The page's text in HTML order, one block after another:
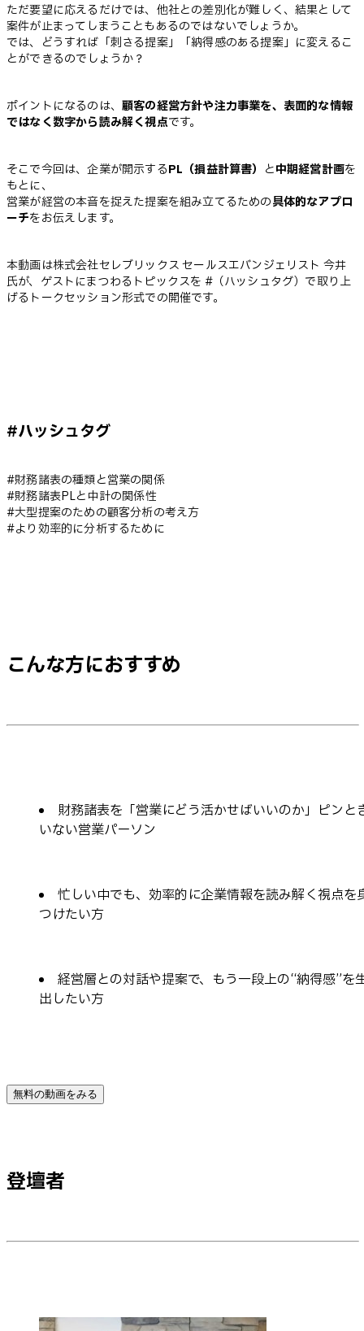
ただ要望に応えるだけでは、他社との差別化が難しく、結果として
案件が止まってしまうこともあるのではないでしょうか。
では、どうすれば「刺さる提案」「納得感のある提案」に変えるこ
とができるのでしょうか？
ポイントになるのは、 顧客の経営方針や注力事業を、表面的な情報
ではなく数字から読み解く視点です。
そこで今回は、企業が開示するPL（損益計算書） と中期経営計画を
もとに、
営業が経営の本音を捉えた提案を組み立てるための具体的なアプロ
ーチをお伝えします。
本動画は株式会社セレブリックス セールスエバンジェリスト 今井
氏が、ゲストにまつわるトピックスを #（ハッシュタグ）で取り上
げるトークセッション形式での開催です。
#ハッシュタグ
#財務諸表の種類と営業の関係
#財務諸表PLと中計の関係性
#大型提案のための顧客分析の考え方
#より効率的に分析するために
こんな方におすすめ
財務諸表を「営業にどう活かせばいいのか」ピンと
いない営業パーソン
忙しい中でも、効率的に企業情報を読み解く視点を
つけたい方
経営層との対話や提案で、もう一段上の“納得感”を
出したい方
無料の動画をみる
登壇者